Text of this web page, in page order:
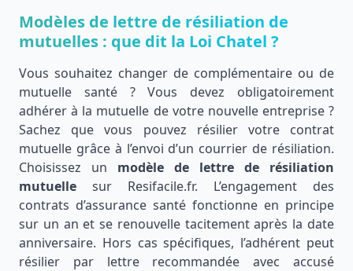
Modèles de lettre de résiliation de
mutuelles : que dit la Loi Chatel ?
Vous souhaitez changer de complémentaire ou de
mutuelle santé ? Vous devez obligatoirement
adhérer à la mutuelle de votre nouvelle entreprise ?
Sachez que vous pouvez résilier votre contrat
mutuelle grâce à l’envoi d’un courrier de résiliation.
Choisissez un modèle de lettre de résiliation
mutuelle sur Resifacile.fr. L’engagement des
contrats d’assurance santé fonctionne en principe
sur un an et se renouvelle tacitement après la date
anniversaire. Hors cas spécifiques, l’adhérent peut
résilier par lettre recommandée avec accusé